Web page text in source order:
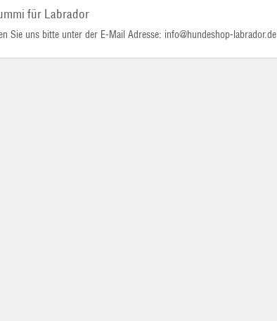
für Labrador
Sie uns bitte unter der E-Mail Adresse: info@hundeshop-labrador.de